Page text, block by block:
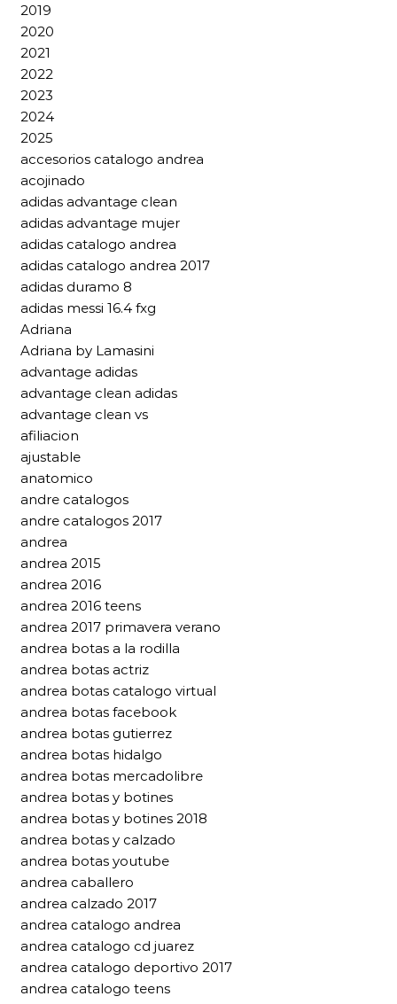
2019
2020
2021
2022
2023
2024
2025
accesorios catalogo andrea
acojinado
adidas advantage clean
adidas advantage mujer
adidas catalogo andrea
adidas catalogo andrea 2017
adidas duramo 8
adidas messi 16.4 fxg
Adriana
Adriana by Lamasini
advantage adidas
advantage clean adidas
advantage clean vs
afiliacion
ajustable
anatomico
andre catalogos
andre catalogos 2017
andrea
andrea 2015
andrea 2016
andrea 2016 teens
andrea 2017 primavera verano
andrea botas a la rodilla
andrea botas actriz
andrea botas catalogo virtual
andrea botas facebook
andrea botas gutierrez
andrea botas hidalgo
andrea botas mercadolibre
andrea botas y botines
andrea botas y botines 2018
andrea botas y calzado
andrea botas youtube
andrea caballero
andrea calzado 2017
andrea catalogo andrea
andrea catalogo cd juarez
andrea catalogo deportivo 2017
andrea catalogo teens